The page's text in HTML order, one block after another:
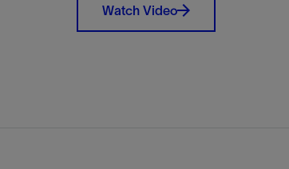
Watch Video